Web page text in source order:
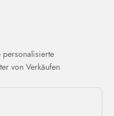
personalisierte
von Verkäufen